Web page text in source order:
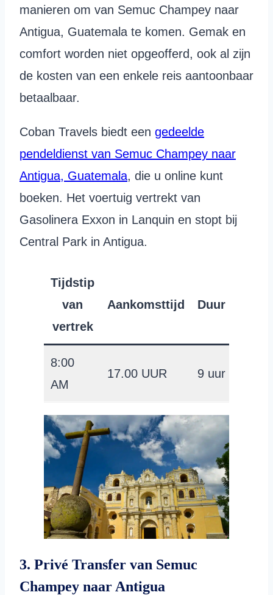
manieren om van Semuc Champey naar
Antigua, Guatemala te komen. Gemak en
comfort worden niet opgeofferd, ook al zijn
de kosten van een enkele reis aantoonbaar
betaalbaar.
Coban Travels biedt een gedeelde
pendeldienst van Semuc Champey naar
Antigua, Guatemala, die u online kunt
boeken. Het voertuig vertrekt van
Gasolinera Exxon in Lanquin en stopt bij
Central Park in Antigua.
Tijdstip
van
vertrek
Aankomsttijd Duur
8:00
AM
17.00 UUR 9 uur
3. Privé Transfer van Semuc
Champey naar Antigua